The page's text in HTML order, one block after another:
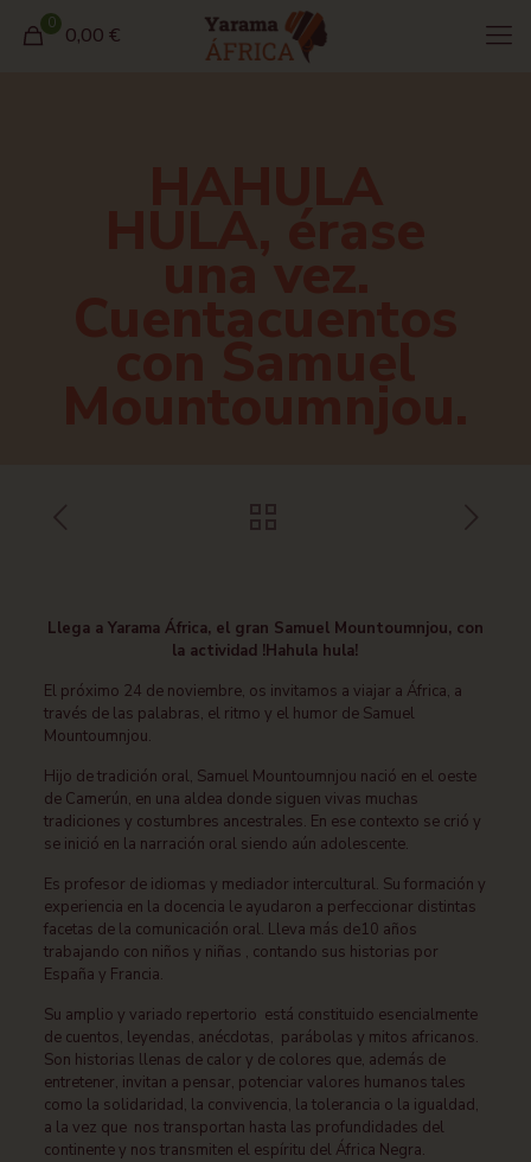
0 0,00 €
Llega a Yarama África, el gran Samuel Mountoumnjou, con
la actividad !Hahula hula!
El próximo 24 de noviembre, os invitamos a viajar a África, a
través de las palabras, el ritmo y el humor de Samuel
Mountoumnjou.
Hijo de tradición oral, Samuel Mountoumnjou nació en el oeste
de Camerún, en una aldea donde siguen vivas muchas
tradiciones y costumbres ancestrales. En ese contexto se crió y
se inició en la narración oral siendo aún adolescente.
Es profesor de idiomas y mediador intercultural. Su formación y
experiencia en la docencia le ayudaron a perfeccionar distintas
facetas de la comunicación oral. Lleva más de10 años
trabajando con niños y niñas , contando sus historias por
España y Francia.
Su amplio y variado repertorio está constituido esencialmente
de cuentos, leyendas, anécdotas, parábolas y mitos africanos.
Son historias llenas de calor y de colores que, además de
entretener, invitan a pensar, potenciar valores humanos tales
como la solidaridad, la convivencia, la tolerancia o la igualdad,
a la vez que nos transportan hasta las profundidades del
continente y nos transmiten el espíritu del África Negra.